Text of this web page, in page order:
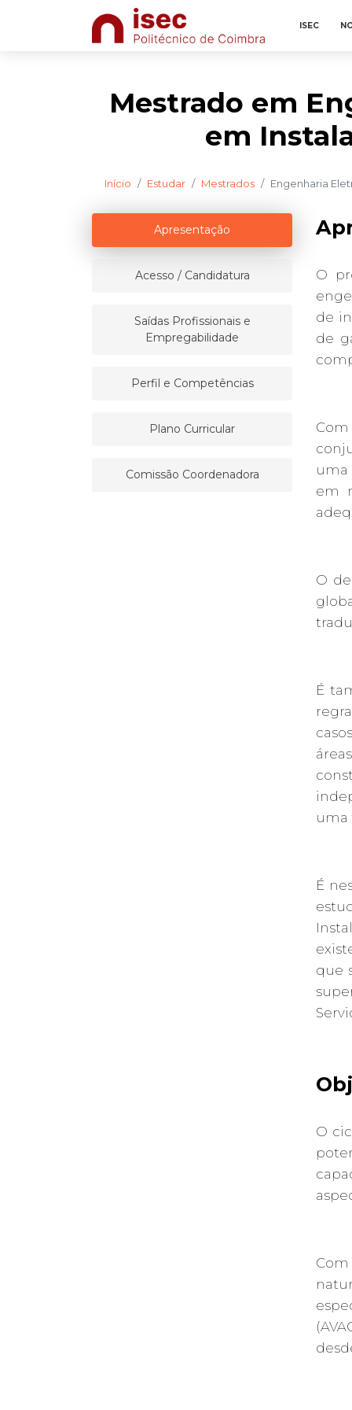
ISEC
Mestrado em
em
Início Estudar Mestrados Engenharia
Apresentação
Acesso / Candidatura
Saídas Profissionais e
Empregabilidade
Perfil e Competências
Plano Curricular
Comissão Coordenadora
O
de
de
uma
em
O
É
uma
É
que
O